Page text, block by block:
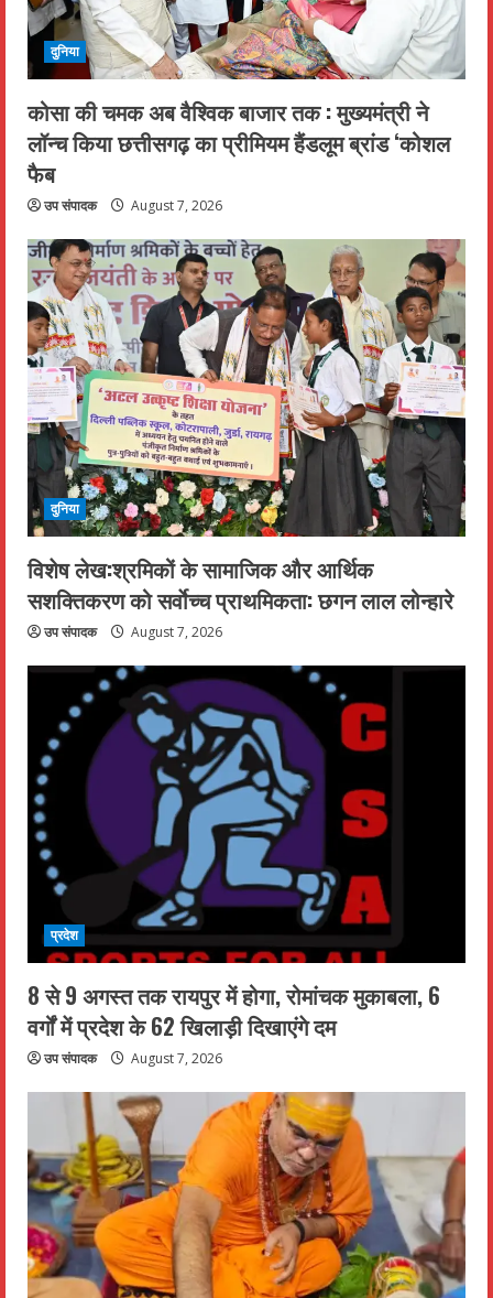
दुनिया
कोसा की चमक अब वैश्विक बाजार तक : मुख्यमंत्री ने
लॉन्च किया छत्तीसगढ़ का प्रीमियम हैंडलूम ब्रांड ‘कोशल
फैब
उप संपादक August 7, 2026
दुनिया
विशेष लेख:श्रमिकों के सामाजिक और आर्थिक
सशक्तिकरण को सर्वाेच्च प्राथमिकता: छगन लाल लोन्हारे
उप संपादक August 7, 2026
प्रदेश
8 से 9 अगस्त तक रायपुर में होगा, रोमांचक मुकाबला, 6
वर्गों में प्रदेश के 62 खिलाड़ी दिखाएंगे दम
उप संपादक August 7, 2026